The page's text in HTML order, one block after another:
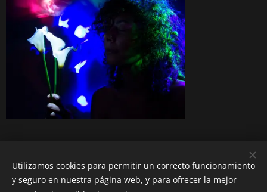
2020 Reservats tots els drets
Creado conWebnode Cookies
Utilizamos cookies para permitir un correcto funcionamiento
y seguro en nuestra página web, y para ofrecer la mejor